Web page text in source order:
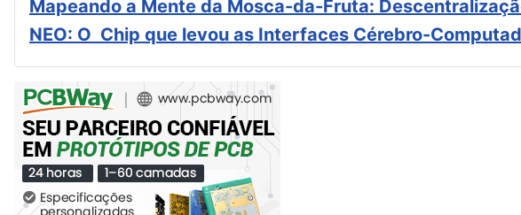
Mapeando a Mente da Mosca-da-Fruta:
NEO: O Chip que levou as Interfaces Cérebro-